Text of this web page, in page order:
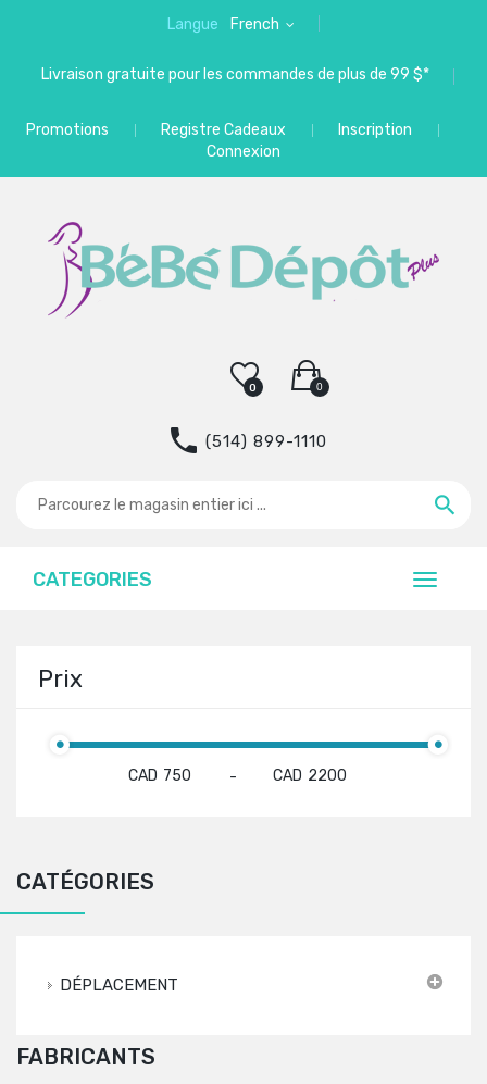
Langue French
Livraison gratuite pour les commandes de plus de 99 $*
Promotions Registre Cadeaux
Inscription
Connexion
0
0
(514) 899-1110
CATEGORIES
Prix
CAD - CAD
CATÉGORIES
DÉPLACEMENT
FABRICANTS